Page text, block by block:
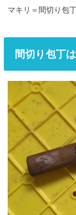
マキリ＝間切り包
間切り包丁